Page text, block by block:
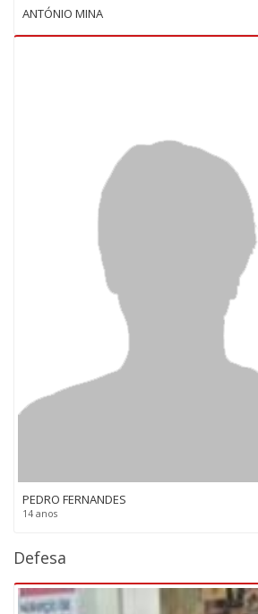
ANTÓNIO MINA
PEDRO FERNANDES
14 anos
Defesa